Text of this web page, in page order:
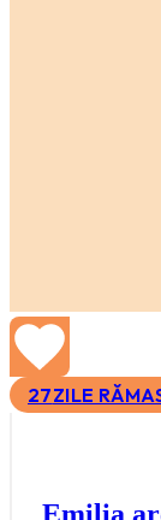
27ZILE
Emilia